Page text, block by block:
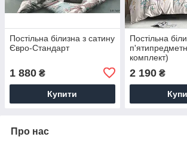
Постільна білизна з сатину
Євро-Стандарт
1 880 ₴
Купити
Постільна
комплект)
2 190₴
Про нас